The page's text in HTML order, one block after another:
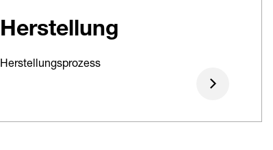
Herstellung
Herstellungsprozess